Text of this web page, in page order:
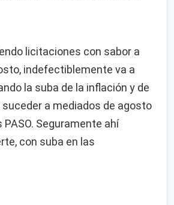
licitaciones con sabor a
indefectiblemente va a
la suba de la inflación y de
a mediados de agosto
Seguramente ahí
con suba en las